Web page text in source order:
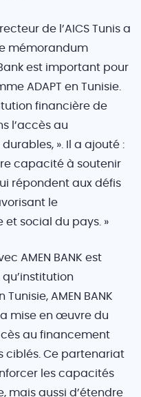
de l’AICS Tunis a
mémorandum
est important pour
ADAPT en Tunisie.
financière de
l’accès au
». Il a ajouté :
capacité à soutenir
répondent aux défis
le
social du pays. »
AMEN BANK est
qu’institution
AMEN BANK
mise en œuvre du
au financement
ciblés. Ce partenariat
les capacités
mais aussi d’étendre